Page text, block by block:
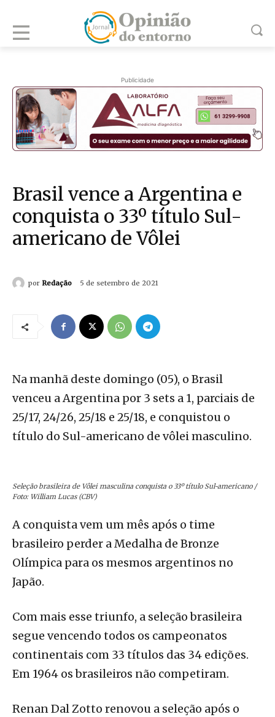
Publicidade
Brasil vence a Argentina e
conquista o 33º título Sul-
americano de Vôlei
por Redação 5 de setembro de 2021
Na manhã deste domingo (05), o Brasil
venceu a Argentina por 3 sets a 1, parciais de
25/17, 24/26, 25/18 e 25/18, e conquistou o
título do Sul-americano de vôlei masculino.
Seleção brasileira de Vôlei masculina conquista o 33º título Sul-americano /
Foto: William Lucas (CBV)
A conquista vem um mês após o time
brasileiro perder a Medalha de Bronze
Olímpica para os mesmos argentinos no
Japão.
Com mais esse triunfo, a seleção brasileira
segue vencendo todos os campeonatos
continentais com 33 títulos das 34 edições.
Em 1964 os brasileiros não competiram.
Renan Dal Zotto renovou a seleção após o